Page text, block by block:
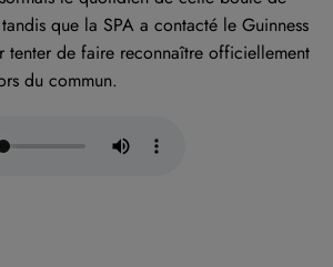
que la SPA a contacté le Guinness
tenter de faire reconnaître officiellement
du commun.